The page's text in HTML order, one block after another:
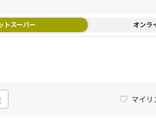
トスーパー オンラ
マイリ